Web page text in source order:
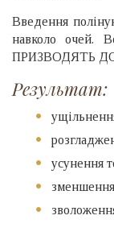
Введення
навколо очей.
ПРИЗВОДЯТЬ
Результат:
усунення